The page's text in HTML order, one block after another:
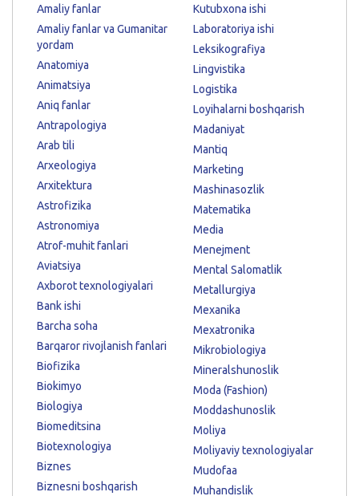
Amaliy fanlar
Amaliy fanlar va Gumanitar
yordam
Anatomiya
Animatsiya
Aniq fanlar
Antrapologiya
Arab tili
Arxeologiya
Arxitektura
Astrofizika
Astronomiya
Atrof-muhit fanlari
Aviatsiya
Axborot texnologiyalari
Bank ishi
Barcha soha
Barqaror rivojlanish fanlari
Biofizika
Biokimyo
Biologiya
Biomeditsina
Biotexnologiya
Biznes
Biznesni boshqarish
Kutubxona ishi
Laboratoriya ishi
Leksikografiya
Lingvistika
Logistika
Loyihalarni boshqarish
Madaniyat
Mantiq
Marketing
Mashinasozlik
Matematika
Media
Menejment
Mental Salomatlik
Metallurgiya
Mexanika
Mexatronika
Mikrobiologiya
Mineralshunoslik
Moda (Fashion)
Moddashunoslik
Moliya
Moliyaviy texnologiyalar
Mudofaa
Muhandislik